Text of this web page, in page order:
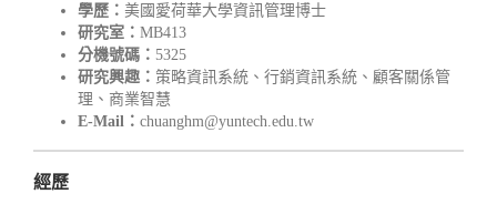
學歷： 美國愛荷華大學資訊管理博士
研究室： MB413
分機號碼： 5325
研究興趣： 策略資訊系統、行銷資訊系統、顧客關係管
理、商業智慧
E-Mail： chuanghm@yuntech.edu.tw
經歷